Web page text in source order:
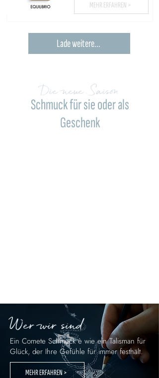
MEHR ERFAHREN >
Lade weitere...
Die neue Saison
Schmuck für sie oder als
Geschenk
Wer wir sind
Ein Comete Schmuck è wie ein Talisman für
Glück, der Ihre Gefühle für immer festhält.
MEHR ERFAHREN >